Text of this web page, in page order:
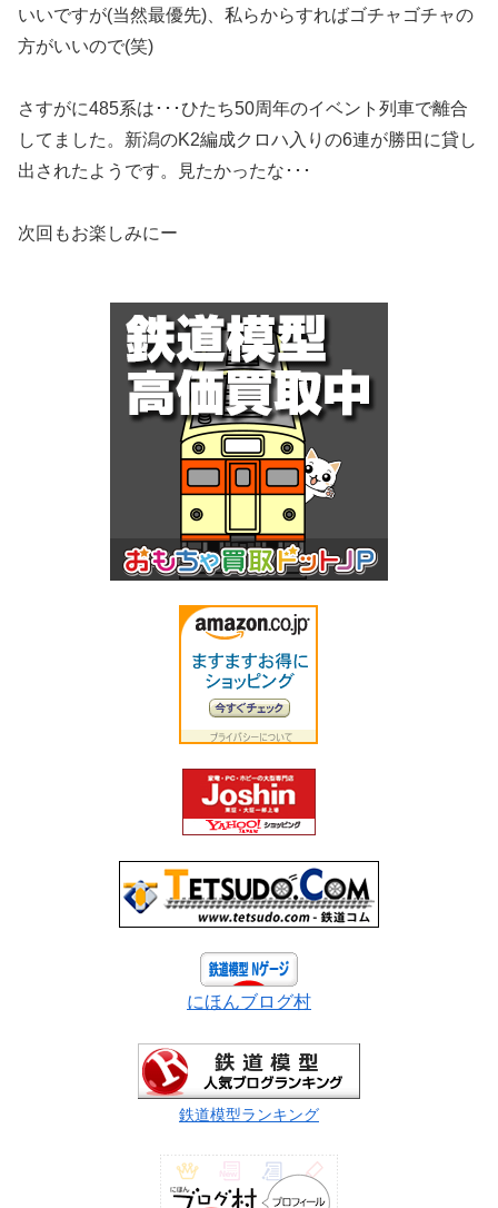
いいですが(当然最優先)、私らからすればゴチャゴチャの
方がいいので(笑)
さすがに485系は･･･ひたち50周年のイベント列車で離合
してました。新潟のK2編成クロハ入りの6連が勝田に貸し
出されたようです。見たかったな･･･
次回もお楽しみにー
にほんブログ村
鉄道模型ランキング